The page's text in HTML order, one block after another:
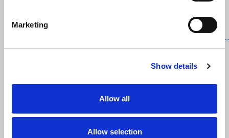
Marketing
Show details
Allow all
Allow selection
BEHOEFTE OPHALEN.
Jij vertelt ons wat je nodig hebt en wanneer.
Denk aan aantallen, functie eisen en wat nog
meer belangrijk is voor een goede match. Hoe